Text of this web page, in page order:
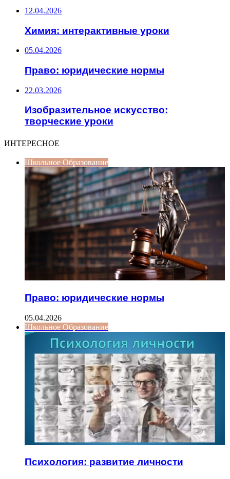
12.04.2026
Химия: интерактивные уроки
05.04.2026
Право: юридические нормы
22.03.2026
Изобразительное искусство:
творческие уроки
ИНТЕРЕСНОЕ
Школьное Образование
Право: юридические нормы
05.04.2026
Школьное Образование
Психология: развитие личности